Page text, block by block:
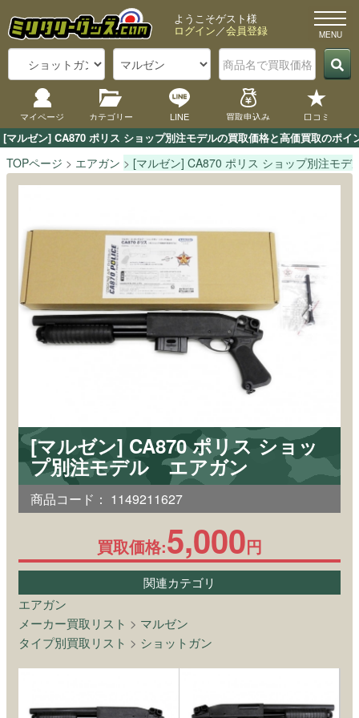
[マルゼン] CA870 ポリス ショップ別注モデルの買取価格と高価買取のポ
ようこそゲスト様
ログイン／会員登録
マイページ カテゴリー LINE 買取申込み 口コミ
TOPページ エアガン [マルゼン] CA870 ポリス ショップ別注モデ
[マルゼン] CA870 ポリス ショッ
プ別注モデル エアガン
商品コード： 1149211627
買取価格:5,000円
関連カテゴリ
エアガン
メーカー買取リスト > マルゼン
タイプ別買取リスト > ショットガン